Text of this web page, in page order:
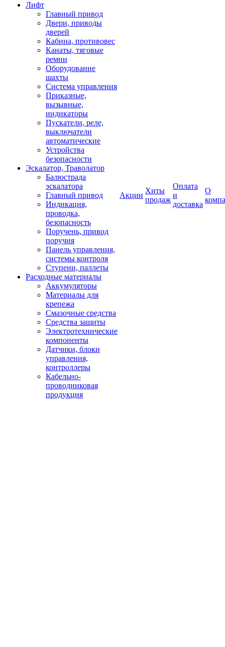
Лифт
Главный привод
Двери, приводы
дверей
Кабина, противовес
Канаты, тяговые
ремни
Оборудование
шахты
Система управления
Приказные,
вызывные,
индикаторы
Пускатели, реле,
выключатели
автоматические
Устройства
безопасности
Эскалатор, Траволатор
Балюстрада
эскалатора
Главный привод
Индикация,
проводка,
безопасность
Поручень, привод
поручня
Панель управления,
системы контроля
Ступени, паллеты
Расходные материалы
Аккумуляторы
Материалы для
крепежа
Смазочные средства
Средства защиты
Электротехнические
компоненты
Датчики, блоки
управления,
контроллеры
Кабельно-
проводниковая
продукция
Акции
Хиты
продаж
Оплата
и
доставка
О